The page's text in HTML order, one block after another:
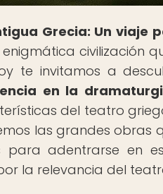
Grecia: Un viaje
civilización
te invitamos a
en la
del teatro
las grandes obras
para adentrarse en
la relevancia del